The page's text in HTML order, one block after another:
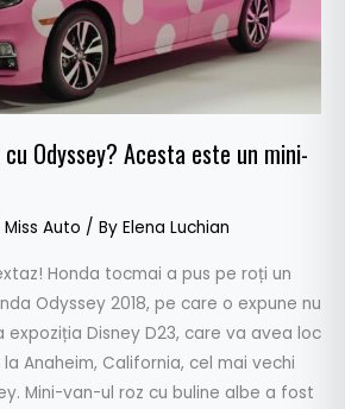
Odyssey? Acesta este un mini-
Miss Auto / By Elena Luchian
Honda tocmai a pus pe roți un
Odyssey 2018, pe care o expune nu
expoziția Disney D23, care va avea loc
Anaheim, California, cel mai vechi
Mini-van-ul roz cu buline albe a fost